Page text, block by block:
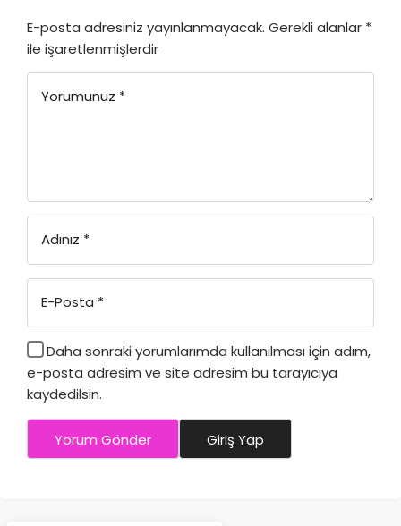
E-posta adresiniz yayınlanmayacak. Gerekli alanlar *
ile işaretlenmişlerdir
Yorumunuz *
Adınız *
E-Posta *
Daha sonraki yorumlarımda kullanılması için adım,
e-posta adresim ve site adresim bu tarayıcıya
kaydedilsin.
Yorum Gönder Giriş Yap